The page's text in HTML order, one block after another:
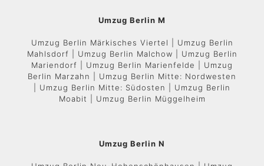
Umzug Berlin M
Umzug Berlin Märkisches Viertel | Umzug Berlin
Mahlsdorf | Umzug Berlin Malchow | Umzug Berlin
Mariendorf | Umzug Berlin Marienfelde | Umzug
Berlin Marzahn | Umzug Berlin Mitte: Nordwesten
| Umzug Berlin Mitte: Südosten | Umzug Berlin
Moabit | Umzug Berlin Müggelheim
Umzug Berlin N